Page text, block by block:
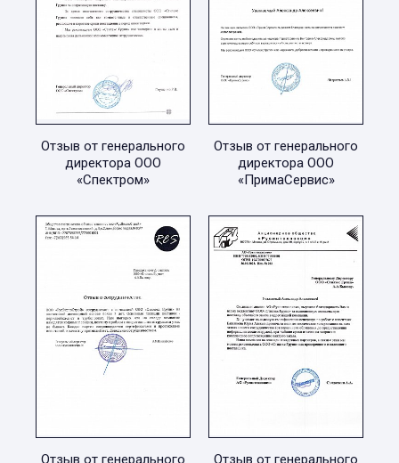
Отзыв от генерального
директора ООО
«Спектром»
Отзыв от генерального
директора ООО
«ПримаСервис»
Отзыв от генерального
Отзыв от генерального